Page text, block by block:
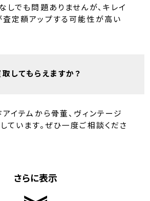
しでも問題ありませんが、キレイ
定額アップする可能性が高い
してもらえますか？
アイテムから骨董、ヴィンテージ
ています。ぜひ一度ご相談くださ
さらに表示